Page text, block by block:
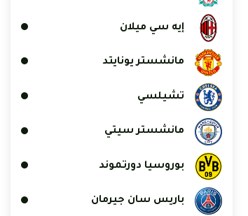
إيه سي ميلان
مانشستر يونايتد
تشيلسي
مانشستر سيتي
بوروسيا دورتموند
باريس سان جيرمان